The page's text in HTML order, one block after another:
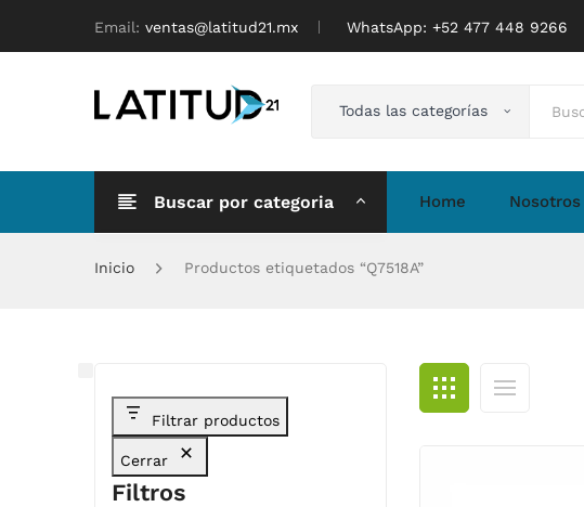
Email: ventas@latitud21.mx WhatsApp: ‪+52 477 448 9266
Todas las categorías
Buscar por categoria Home Nosotros
Inicio Productos etiquetados “Q7518A”
Filtrar productos
Cerrar
Filtros